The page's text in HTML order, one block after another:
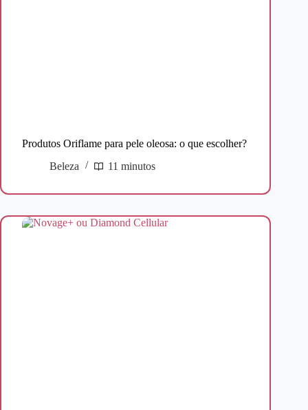
Produtos Oriflame para pele oleosa: o que escolher?
Beleza
11 minutos